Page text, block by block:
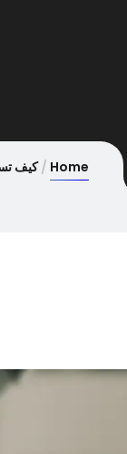
Home كيف